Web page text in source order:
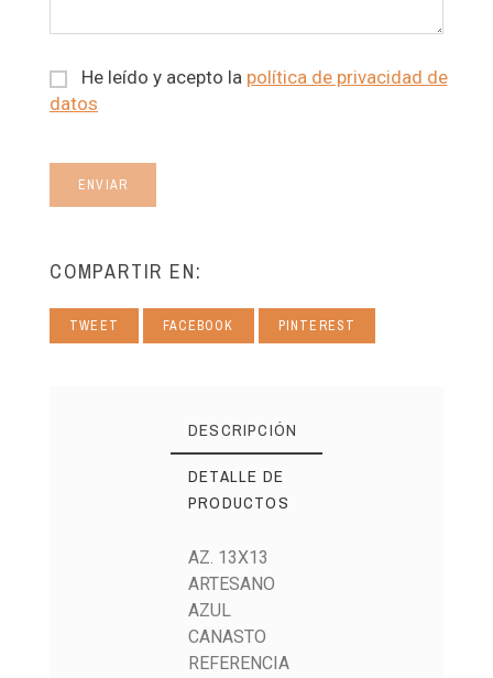
He leído y acepto la política de privacidad de
datos
ENVIAR
COMPARTIR EN:
TWEET FACEBOOK PINTEREST
DESCRIPCIÓN
DETALLE DE
PRODUCTOS
AZ. 13X13
ARTESANO
AZUL
CANASTO
REFERENCIA